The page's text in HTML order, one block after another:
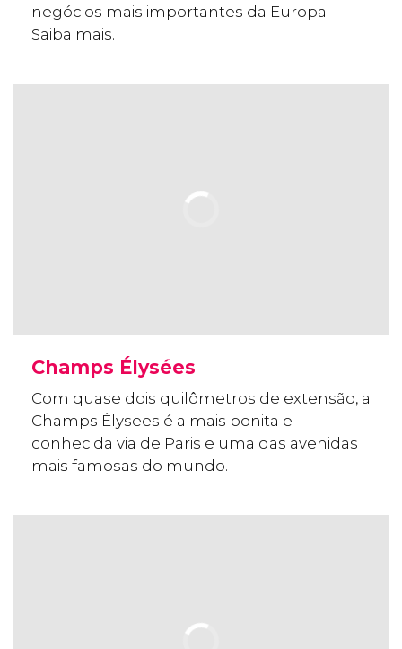
negócios mais importantes da Europa.
Saiba mais.
Champs Élysées
Com quase dois quilômetros de extensão, a
Champs Élysees é a mais bonita e
conhecida via de Paris e uma das avenidas
mais famosas do mundo.